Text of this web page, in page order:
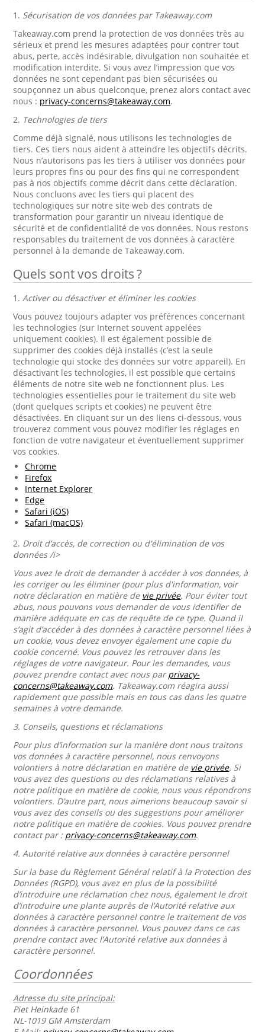
1. Sécurisation de vos données par Takeaway.com
Takeaway.com prend la protection de vos données très au
sérieux et prend les mesures adaptées pour contrer tout
abus, perte, accès indésirable, divulgation non souhaitée et
modification interdite. Si vous avez l’impression que vos
données ne sont cependant pas bien sécurisées ou
soupçonnez un abus quelconque, prenez alors contact avec
nous : privacy-concerns@takeaway.com.
2. Technologies de tiers
Comme déjà signalé, nous utilisons les technologies de
tiers. Ces tiers nous aident à atteindre les objectifs décrits.
Nous n’autorisons pas les tiers à utiliser vos données pour
leurs propres fins ou pour des fins qui ne correspondent
pas à nos objectifs comme décrit dans cette déclaration.
Nous concluons avec les tiers qui placent des
technologiques sur notre site web des contrats de
transformation pour garantir un niveau identique de
sécurité et de confidentialité de vos données. Nous restons
responsables du traitement de vos données à caractère
personnel à la demande de Takeaway.com.
Quels sont vos droits ?
1.Activer ou désactiver et éliminer les cookies
Vous pouvez toujours adapter vos préférences concernant
les technologies (sur Internet souvent appelées
uniquement cookies). Il est également possible de
supprimer des cookies déjà installés (c’est la seule
technologie qui stocke des données sur votre appareil). En
désactivant les technologies, il est possible que certains
éléments de notre site web ne fonctionnent plus. Les
technologies essentielles pour le traitement du site web
(dont quelques scripts et cookies) ne peuvent être
désactivées. En cliquant sur un des liens ci-dessous, vous
trouverez comment vous pouvez modifier les réglages en
fonction de votre navigateur et éventuellement supprimer
vos cookies.
Chrome
Firefox
Internet Explorer
Edge
Safari (iOS)
Safari (macOS)
2. Droit d’accès, de correction ou d'élimination de vos
données /i>
Vous avez le droit de demander à accéder à vos données, à
les corriger ou les éliminer (pour plus d'information, voir
notre déclaration en matière de vie privée. Pour éviter tout
abus, nous pouvons vous demander de vous identifier de
manière adéquate en cas de requête de ce type. Quand il
s’agit d’accéder à des données à caractère personnel liées à
un cookie, vous devez envoyer également une copie du
cookie concerné. Vous pouvez les retrouver dans les
réglages de votre navigateur. Pour les demandes, vous
pouvez prendre contact avec nous parprivacy-
concerns@takeaway.com. Takeaway.com réagira aussi
rapidement que possible mais en tous cas dans les quatre
semaines à votre demande.
3. Conseils, questions et réclamations
Pour plus d’information sur la manière dont nous traitons
vos données à caractère personnel, nous renvoyons
volontiers à notre déclaration en matière de vie privée. Si
vous avez des questions ou des réclamations relatives à
notre politique en matière de cookie, nous vous répondrons
volontiers. D’autre part, nous aimerions beaucoup savoir si
vous avez des conseils ou des suggestions pour améliorer
notre politique en matière de cookies. Vous pouvez prendre
contact par : privacy-concerns@takeaway.com.
4.Autorité relative aux données à caractère personnel
Sur la base du Règlement Général relatif à la Protection des
Données (RGPD), vous avez en plus de la possibilité
d’introduire une réclamation chez nous, également le droit
d’introduire une plante auprès de l’Autorité relative aux
données à caractère personnel contre le traitement de vos
données à caractère personnel. Vous pouvez dans ce cas
prendre contact avec l’Autorité relative aux données à
caractère personnel.
Coordonnées
Adresse du site principal:
Piet Heinkade 61
NL-1019 GM Amsterdam